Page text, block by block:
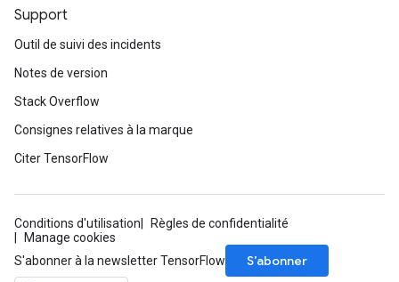
Support
Outil de suivi des incidents
Notes de version
Stack Overflow
Consignes relatives à la marque
Citer TensorFlow
Conditions d'utilisation
Règles de confidentialité
Manage cookies
S'abonner à la newsletter TensorFlow
S’abonner